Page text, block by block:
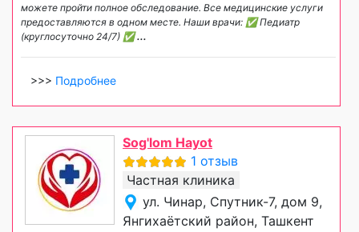
можете пройти полное обследование. Все медицинские услуги
предоставляются в одном месте. Наши врачи: ✅ Педиатр
(круглосуточно 24/7) ✅...
>>> Подробнее
Sog'lom Hayot
1 отзыв
Частная клиника
ул. Чинар, Спутник-7, дом 9,
Янгихаётский район, Ташкент